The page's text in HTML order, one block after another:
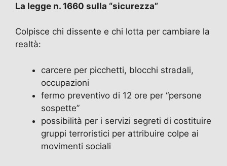
La legge n. 1660 sulla “sicurezza”
Colpisce chi dissente e chi lotta per cambiare la
realtà:
carcere per picchetti, blocchi stradali,
occupazioni
fermo preventivo di 12 ore per “persone
sospette”
possibilità per i servizi segreti di costituire
gruppi terroristici per attribuire colpe ai
movimenti sociali